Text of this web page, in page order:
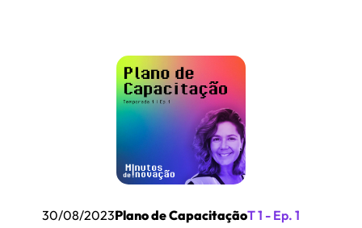
30/08/2023Plano de CapacitaçãoT 1 - Ep. 1